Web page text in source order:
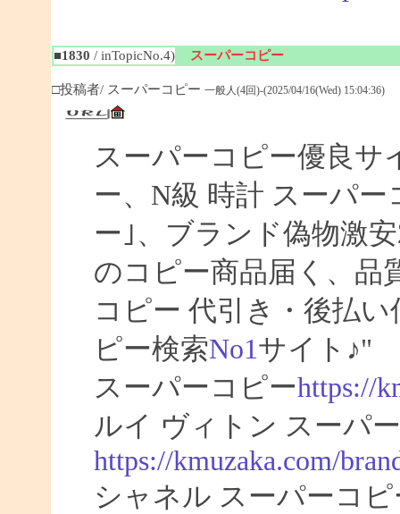
■1830 / inTopicNo.4) スーパーコピー
□投稿者/ スーパーコピー 一般人(4回)-(2025/04/16(Wed) 15:04:36)
スーパーコピー優良サ
ー、N級 時計 スーパ
ー｣、ブランド偽物激
のコピー商品届く、品
コピー 代引き・後払
ピー検索No1サイト♪"
スーパーコピーhttps://
ルイ ヴィトン スーパ
https://kmuzaka.com/
シャネル スーパーコピ